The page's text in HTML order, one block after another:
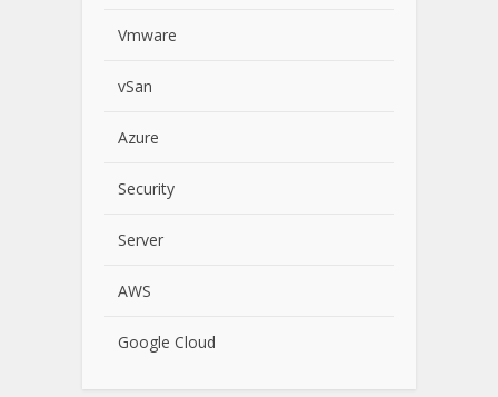
Vmware
vSan
Azure
Security
Server
AWS
Google Cloud